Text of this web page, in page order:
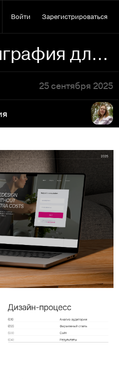
Войти Зарегистрироваться
Сайт и полиграфия для студии дизайна интерьера
25 сентября 2025